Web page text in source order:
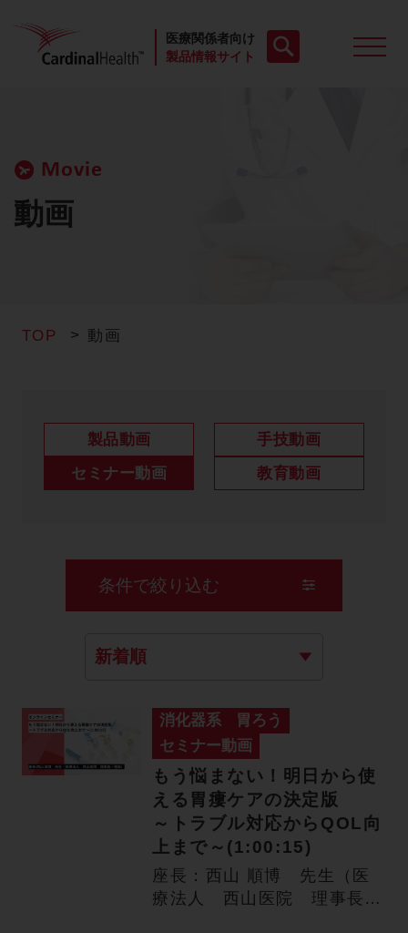
医療関係者向け
製品情報サイト
添付文書
お問い合わせ
Movie
動画
TOP 動画
製品動画
手技動画
セミナー動画
教育動画
条件で絞り込む
消化器系
胃ろう
セミナー動画
もう悩まない！明日から使
える胃瘻ケアの決定版
～トラブル対応からQOL向
上まで～(1:00:15)
座長：西山 順博 先生（医
療法人 西山医院 理事長・